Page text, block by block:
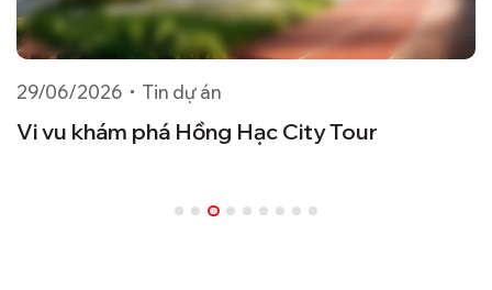
29/06/2026 Tin dự án
Vi vu khám phá Hồng Hạc City Tour